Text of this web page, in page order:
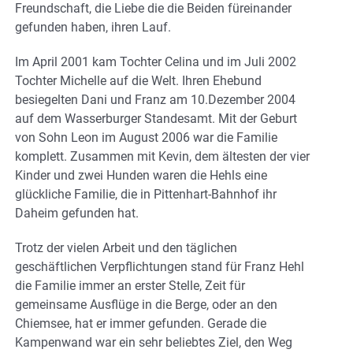
Freundschaft, die Liebe die die Beiden füreinander
gefunden haben, ihren Lauf.
Im April 2001 kam Tochter Celina und im Juli 2002
Tochter Michelle auf die Welt. Ihren Ehebund
besiegelten Dani und Franz am 10.Dezember 2004
auf dem Wasserburger Standesamt. Mit der Geburt
von Sohn Leon im August 2006 war die Familie
komplett. Zusammen mit Kevin, dem ältesten der vier
Kinder und zwei Hunden waren die Hehls eine
glückliche Familie, die in Pittenhart-Bahnhof ihr
Daheim gefunden hat.
Trotz der vielen Arbeit und den täglichen
geschäftlichen Verpflichtungen stand für Franz Hehl
die Familie immer an erster Stelle, Zeit für
gemeinsame Ausflüge in die Berge, oder an den
Chiemsee, hat er immer gefunden. Gerade die
Kampenwand war ein sehr beliebtes Ziel, den Weg